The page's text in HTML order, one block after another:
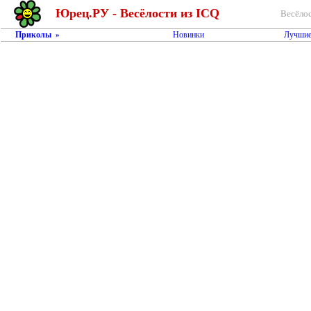
Юрец.РУ - Весёлости из ICQ
Приколы » Новинки